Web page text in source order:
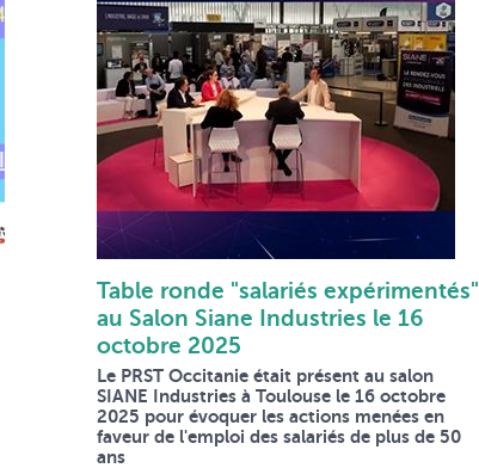
Table ronde "salariés expérimentés"
au Salon Siane Industries le 16
octobre 2025
Le PRST Occitanie était présent au salon
SIANE Industries à Toulouse le 16 octobre
2025 pour évoquer les actions menées en
faveur de l'emploi des salariés de plus de 50
ans